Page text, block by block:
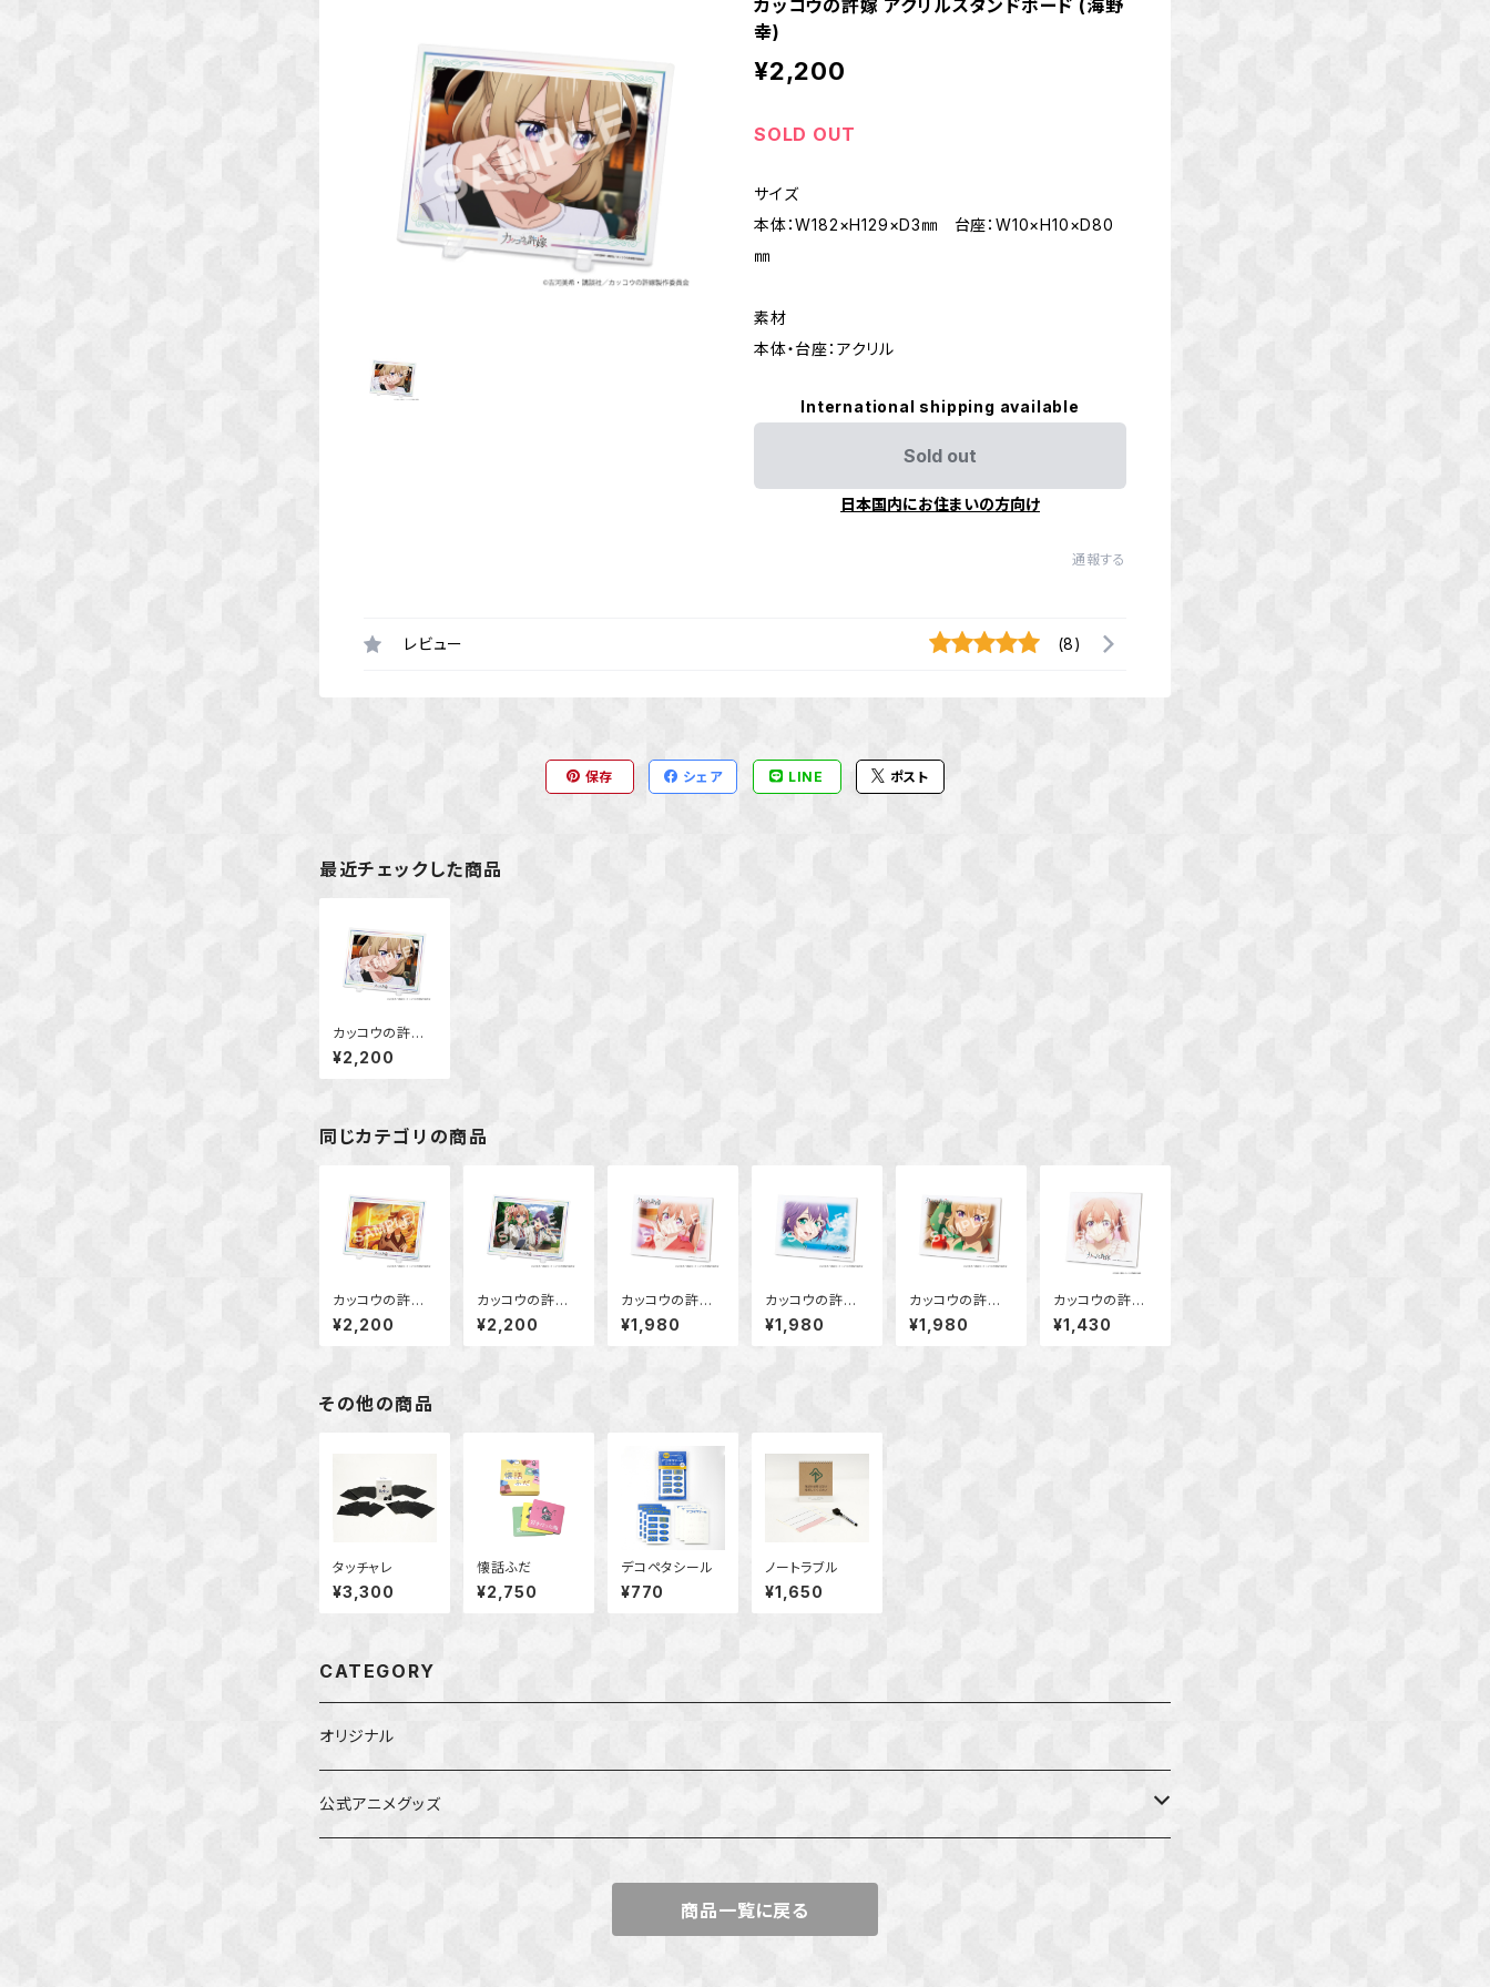
カッコウの許嫁 アクリルスタンドボード (海野
幸)
¥2,200
SOLD OUT
サイズ
本体：W182×H129×D3㎜ 台座：W10×H10×D80
㎜
素材
本体・台座：アクリル
International shipping available
Sold out
日本国内にお住まいの方向け
通報する
レビュー (8)
保存 シェア LINE ポスト
最近チェックした商品
カッコウの許嫁
アクリルスタンド
ボード (海野 幸)
¥2,200
同じカテゴリの商品
カッコウの許嫁
アクリルスタンド
ボード (天野エ
リカ)
¥2,200
カッコウの許嫁
アクリルスタンド
ボード (天野エ
リカ・瀬川ひろ)
¥2,200
カッコウの許嫁
ピクチャーボー
ド大 (天野エリ
カ)
¥1,980
カッコウの許嫁
ピクチャーボー
ド大 (瀬川ひろ)
¥1,980
カッコウの許嫁
ピクチャーボー
ド大 (海野 幸)
¥1,980
カッコウの許嫁
ピクチャーボー
ド小 (天野エリ
¥1,430
その他の商品
タッチャレ
¥3,300
懐話ふだ
¥2,750
デコペタシール
¥770
ノートラブル
¥1,650
CATEGORY
オリジナル
公式アニメグッズ
商品一覧に戻る